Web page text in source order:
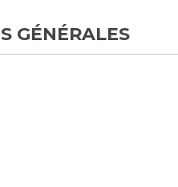
GÉNÉRALES